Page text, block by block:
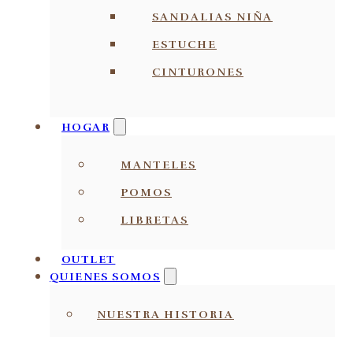
SANDALIAS NIÑA
ESTUCHE
CINTURONES
HOGAR
MANTELES
POMOS
LIBRETAS
OUTLET
QUIENES SOMOS
NUESTRA HISTORIA